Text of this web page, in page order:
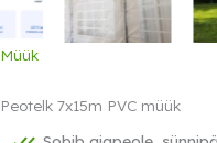
Müük
Peotelk 7x15m PVC müük